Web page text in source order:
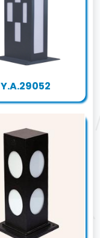
Y.A.29052